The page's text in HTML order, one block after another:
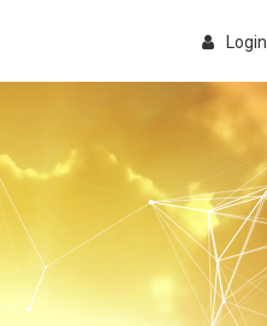
Login